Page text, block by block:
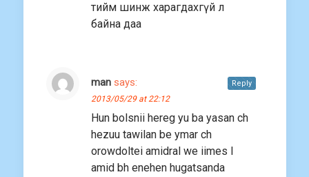
тийм шинж харагдахгүй л
байна даа
man says:
2013/05/29 at 22:12
Hun bolsnii hereg yu ba yasan ch
hezuu tawilan be ymar ch
orowdoltei amidral we iimes l
amid bh enehen hugatsanda
Reply